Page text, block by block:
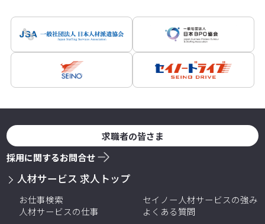
求職者の皆さま
採用に関するお問合せ
人材サービス 求人トップ
お仕事検索
セイノー人材サービスの強み
人材サービスの仕事
よくある質問